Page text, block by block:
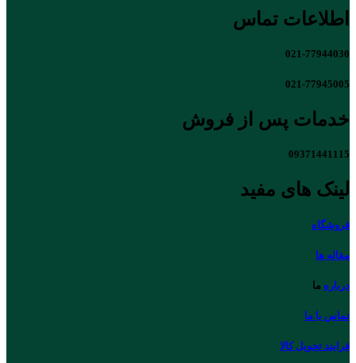
اطلاعات تماس
021-77944030
021-77945005
خدمات پس از فروش
09371441115
لینک های مفید
فروشگاه
مقاله ها
درباره ما
تماس با ما
فرایند تحویل کالا